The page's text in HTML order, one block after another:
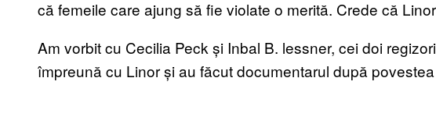
că femeile care ajung să fie violate o merită. Crede că
Am vorbit cu Cecilia Peck și Inbal B. lessner, cei doi
împreună cu Linor și au făcut documentarul după